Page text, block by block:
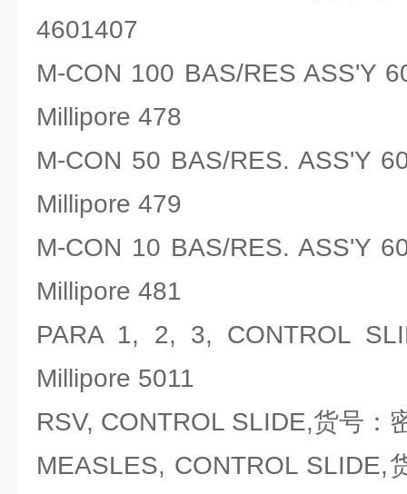
4601407
M-CON 100 BAS/RES ASS'Y
Millipore 478
M-CON 50 BAS/RES. ASS'Y
Millipore 479
M-CON 10 BAS/RES. ASS'Y
Millipore 481
PARA 1, 2, 3, CONTROL
Millipore 5011
RSV, CONTROL SLIDE,货号：
MEASLES, CONTROL SLIDE,